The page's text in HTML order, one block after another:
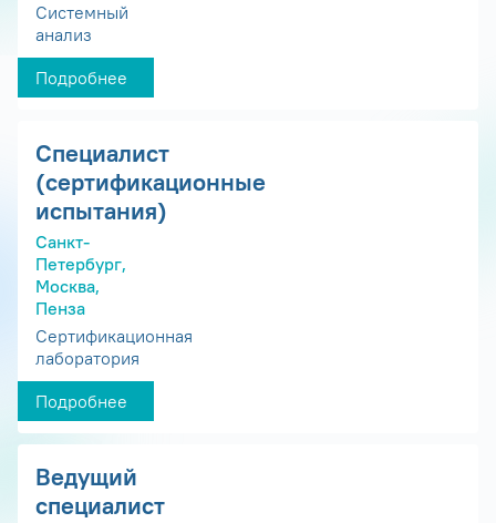
Системный
анализ
Подробнее
Специалист
(сертификационные
испытания)
Санкт-
Петербург,
Москва,
Пенза
Сертификационная
лаборатория
Подробнее
Ведущий
специалист